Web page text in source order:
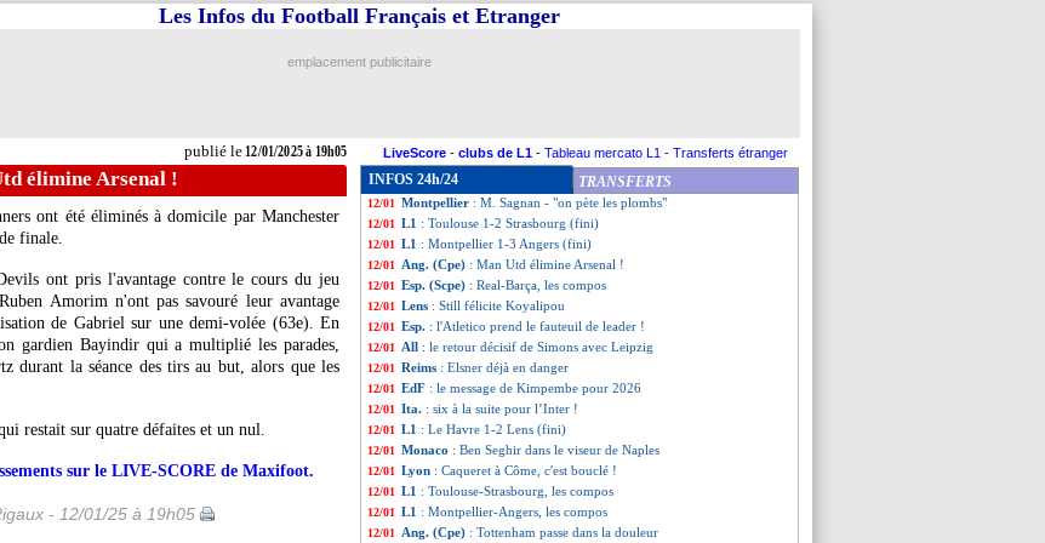
publié le12/01/2025 à 19h05
Les Infos du Football Français et Etranger
emplacement publicitaire
LiveScore - clubs de L1 - Tableau mercato L1 - Transferts étranger
élimine Arsenal !
ont été éliminés à domicile par Manchester
finale.
ont pris l'avantage contre le cours du jeu
Amorim n'ont pas savouré leur avantage
de Gabriel sur une demi-volée (63e). En
gardien Bayindir qui a multiplié les parades,
durant la séance des tirs au but, alors que les
restait sur quatre défaites et un nul.
sur le LIVE-SCORE de Maxifoot.
- 12/01/25 à 19h05
INFOS 24h/24 TRANSFERTS
12/01 Esp. (Scpe) : le Barça met une gifle Real !
12/01 OM: ça se confirme pour Brassier, mais...
12/01 L1: Paris SG-St Etienne, les compos
12/01 Lyon: Caqueret file à Côme (officiel)
12/01 Montpellier : M. Sagnan - "on pète les plombs"
12/01 L1 : Toulouse 1-2 Strasbourg (fini)
12/01 L1 : Montpellier 1-3 Angers (fini)
12/01 Ang. (Cpe) : Man Utd élimine Arsenal !
12/01 Esp. (Scpe) : Real-Barça, les compos
12/01 Lens : Still félicite Koyalipou
12/01 Esp. : l'Atletico prend le fauteuil de leader !
12/01 All : le retour décisif de Simons avec Leipzig
12/01 Reims : Elsner déjà en danger
12/01 EdF : le message de Kimpembe pour 2026
12/01 Ita. : six à la suite pour l’Inter !
12/01 L1 : Le Havre 1-2 Lens (fini)
12/01 Monaco : Ben Seghir dans le viseur de Naples
12/01 Lyon : Caqueret à Côme, c'est bouclé !
12/01 L1 : Toulouse-Strasbourg, les compos
12/01 L1 : Montpellier-Angers, les compos
12/01 Ang. (Cpe) : Tottenham passe dans la douleur